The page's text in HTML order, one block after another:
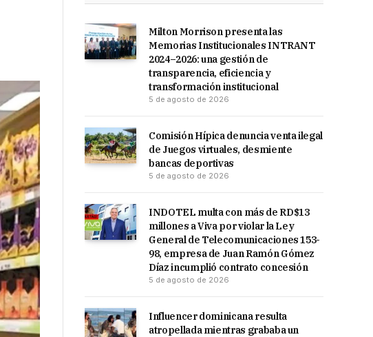
Milton Morrison presenta las
Memorias Institucionales INTRANT
2024–2026: una gestión de
transparencia, eficiencia y
transformación institucional
5 de agosto de 2026
Comisión Hípica denuncia venta ilegal
de Juegos virtuales, desmiente
bancas deportivas
5 de agosto de 2026
INDOTEL multa con más de RD$13
millones a Viva por violar la Ley
General de Telecomunicaciones 153-
98, empresa de Juan Ramón Gómez
Díaz incumplió contrato concesión
5 de agosto de 2026
Influencer dominicana resulta
atropellada mientras grababa un